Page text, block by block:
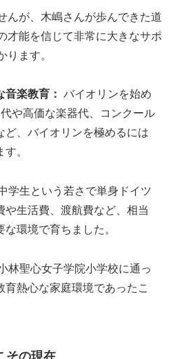
んが、木嶋さんが歩んできた道
才能を信じて非常に大きなサポ
ります。
楽教育： バイオリンを始め
や高価な楽器代、コンクール
ど、バイオリンを極めるには
。
学生という若さで単身ドイツ
や生活費、渡航費など、相当
環境で育ちました。
林聖心女子学院小学校に通っ
育熱心な家庭環境であったこ
その現在